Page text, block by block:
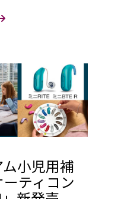
小児用補
ティコン